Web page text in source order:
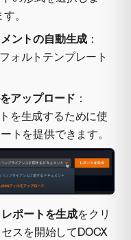
。
ントの自動生成 ：
ォルトテンプレート
アップロード ：
を生成するために使
トを提供できます。
レポートを生成をクリ
スを開始してDOCX